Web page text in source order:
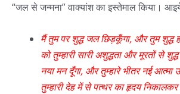
“जल से जन्मना” वाक्यांश का इस्तेमाल किया।
मैं तुम पर शुद्ध जल छिड़कूँगा, और तुम शुद्ध
को तुम्हारी सारी अशुद्धता और मूरतों से
नया मन दूँगा, और तुम्हारे भीतर नई
तुम्हारी देह में से पत्थर का हृदय